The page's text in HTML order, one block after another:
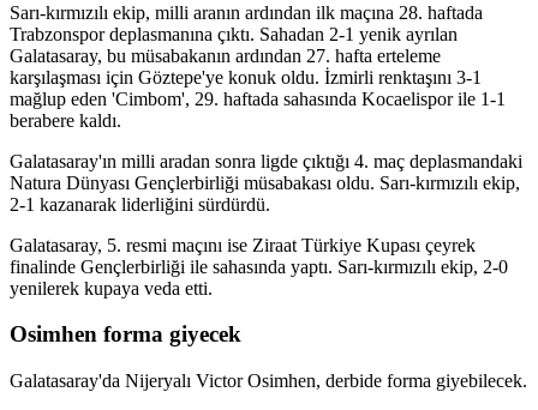
Sarı-kırmızılı ekip, milli aranın ardından ilk maçına 28. haftada
Trabzonspor deplasmanına çıktı. Sahadan 2-1 yenik ayrılan
Galatasaray, bu müsabakanın ardından 27. hafta erteleme
karşılaşması için Göztepe'ye konuk oldu. İzmirli renktaşını 3-1
mağlup eden 'Cimbom', 29. haftada sahasında Kocaelispor ile 1-1
berabere kaldı.
Galatasaray'ın milli aradan sonra ligde çıktığı 4. maç deplasmandaki
Natura Dünyası Gençlerbirliği müsabakası oldu. Sarı-kırmızılı ekip,
2-1 kazanarak liderliğini sürdürdü.
Galatasaray, 5. resmi maçını ise Ziraat Türkiye Kupası çeyrek
finalinde Gençlerbirliği ile sahasında yaptı. Sarı-kırmızılı ekip, 2-0
yenilerek kupaya veda etti.
Osimhen forma giyecek
Galatasaray'da Nijeryalı Victor Osimhen, derbide forma giyebilecek.